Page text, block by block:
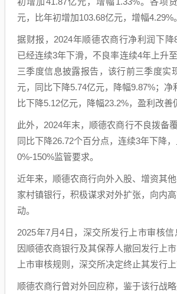
元，比年初增加103.68亿元，增幅4.29%。
据财报，2024年顺德农商行净利润下降
已经连续3年下滑，不良率连续4年上升
三季度信息披露报告，该行前三季度实
元，同比下降5.74亿元，降幅9.87%；净
比下降5.12亿元，降幅23.2%，盈利改善
此外，2024年末，顺德农商行不良拨备
同比下降26.72个百分点，连续3年下降
0%-150%监管要求。
近年来，顺德农商行向外入股、增资其
家村镇银行，积极谋求对外扩张，向内
动。
2025年7月4日，深交所发行上市审核信
因顺德农商银行及其保荐人撤回发行上
上市审核规则，深交所决定终止其发行上
顺德农商行曾对外回应称，鉴于该行战